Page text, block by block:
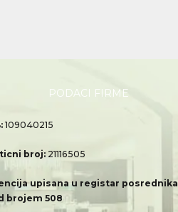
PODACI FIRME
109040215
broj: 21116505
upisana u registar posrednika
brojem 508